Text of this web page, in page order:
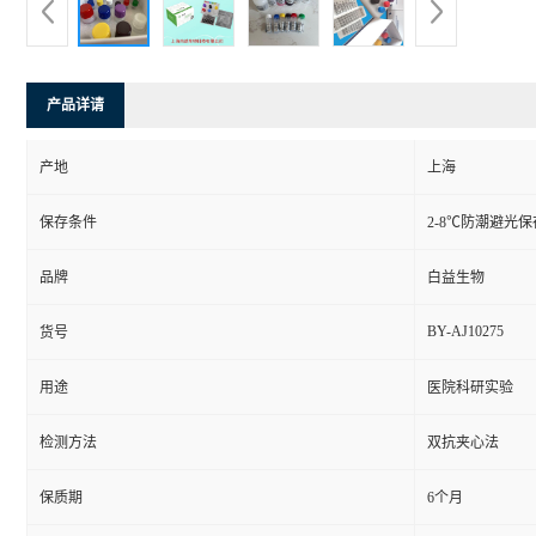
产品详请
产地 上海
保存条件 2-8℃防潮避光保
品牌 白益生物
货号 BY-AJ10275
用途 医院科研实验
检测方法 双抗夹心法
保质期 6个月